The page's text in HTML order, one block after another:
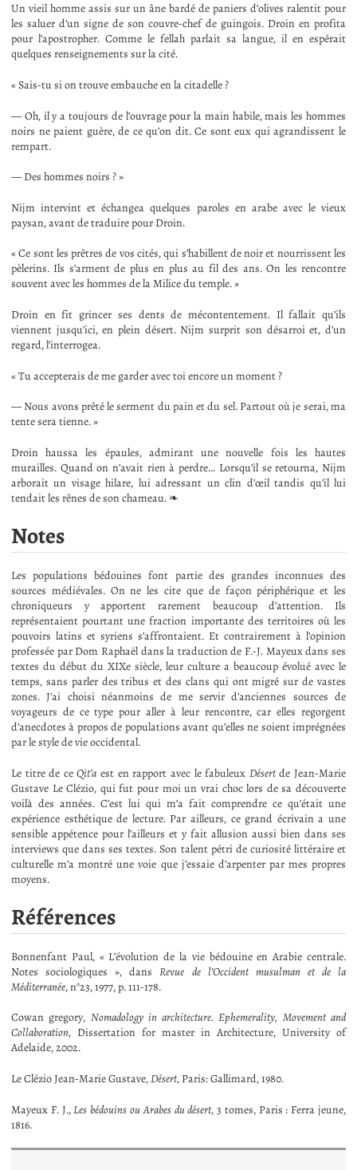
Un vieil homme assis sur un âne bardé de paniers d’olives ralentit pour
les saluer d’un signe de son couvre-chef de guingois. Droin en profita
pour l’apostropher. Comme le fellah parlait sa langue, il en espérait
quelques renseignements sur la cité.
« Sais-tu si on trouve embauche en la citadelle ?
— Oh, il y a toujours de l’ouvrage pour la main habile, mais les hommes
noirs ne paient guère, de ce qu’on dit. Ce sont eux qui agrandissent le
rempart.
— Des hommes noirs ? »
Nijm intervint et échangea quelques paroles en arabe avec le vieux
paysan, avant de traduire pour Droin.
« Ce sont les prêtres de vos cités, qui s’habillent de noir et nourrissent les
pèlerins. Ils s’arment de plus en plus au fil des ans. On les rencontre
souvent avec les hommes de la Milice du temple. »
Droin en fit grincer ses dents de mécontentement. Il fallait qu’ils
viennent jusqu’ici, en plein désert. Nijm surprit son désarroi et, d’un
regard, l’interrogea.
« Tu accepterais de me garder avec toi encore un moment ?
— Nous avons prêté le serment du pain et du sel. Partout où je serai, ma
tente sera tienne. »
Droin haussa les épaules, admirant une nouvelle fois les hautes
murailles. Quand on n’avait rien à perdre… Lorsqu’il se retourna, Nijm
arborait un visage hilare, lui adressant un clin d’œil tandis qu’il lui
tendait les rênes de son chameau. ❧
Notes
Les populations bédouines font partie des grandes inconnues des
sources médiévales. On ne les cite que de façon périphérique et les
chroniqueurs y apportent rarement beaucoup d’attention. Ils
représentaient pourtant une fraction importante des territoires où les
pouvoirs latins et syriens s’affrontaient. Et contrairement à l’opinion
professée par Dom Raphaël dans la traduction de F.-J. Mayeux dans ses
textes du début du XIXe siècle, leur culture a beaucoup évolué avec le
temps, sans parler des tribus et des clans qui ont migré sur de vastes
zones. J’ai choisi néanmoins de me servir d’anciennes sources de
voyageurs de ce type pour aller à leur rencontre, car elles regorgent
d’anecdotes à propos de populations avant qu’elles ne soient imprégnées
par le style de vie occidental.
Le titre de ceQit’a est en rapport avec le fabuleux Désertde Jean-Marie
Gustave Le Clézio, qui fut pour moi un vrai choc lors de sa découverte
voilà des années. C’est lui qui m’a fait comprendre ce qu’était une
expérience esthétique de lecture. Par ailleurs, ce grand écrivain a une
sensible appétence pour l’ailleurs et y fait allusion aussi bien dans ses
interviews que dans ses textes. Son talent pétri de curiosité littéraire et
culturelle m’a montré une voie que j’essaie d’arpenter par mes propres
moyens.
Références
Bonnenfant Paul, « L’évolution de la vie bédouine en Arabie centrale.
Notes sociologiques », dansRevue de l’Occident musulman et de la
Méditerranée, n°23, 1977, p. 111-178.
Cowan gregory, Nomadology in architecture. Ephemerality, Movement and
Collaboration, Dissertation for master in Architecture, University of
Adelaide, 2002.
Le Clézio Jean-Marie Gustave,Désert, Paris: Gallimard, 1980.
Mayeux F. J.,Les bédouins ou Arabes du désert, 3 tomes, Paris : Ferra jeune,
1816.